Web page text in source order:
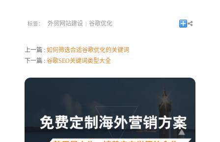
标签： 外贸网站建设 谷歌优化
上一篇 : 如何筛选合适谷歌优化的关键词
下一篇 : 谷歌SEO关键词类型大全